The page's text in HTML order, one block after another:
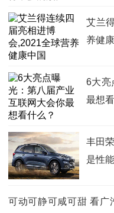
艾兰
养健
6大亮
最想
丰田
是性
可动可静可咸可甜 看广